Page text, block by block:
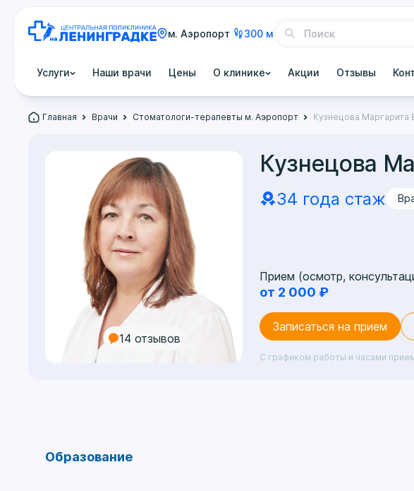
м. Аэропорт 300 м
Услуги Наши врачи Цены О клинике Акции Отзывы
Главная Врачи Стоматологи-терапевты м. Аэропорт Кузнецова Маргарита
14 отзывов
Кузнецова
34 года стаж
Прием (осмотр,
от 2 000 ₽
Записаться на прием
С графиком работы и часами
Образование